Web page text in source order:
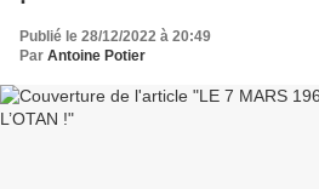
Publié le 28/12/2022 à 20:49
Par Antoine Potier